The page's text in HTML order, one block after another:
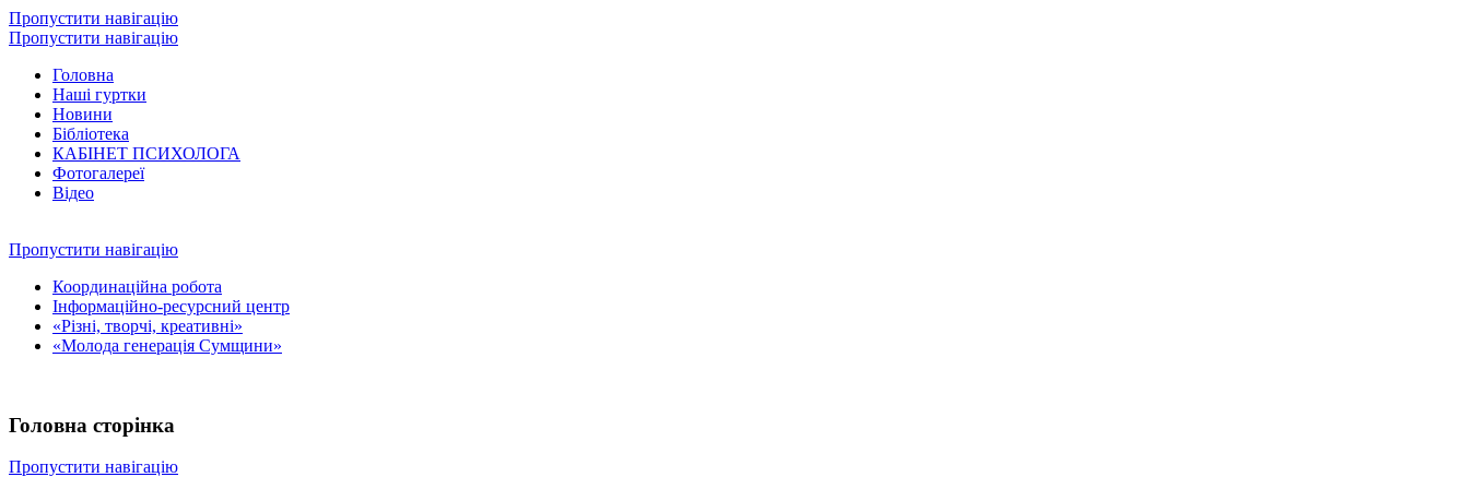
Пропустити навігацію
Пропустити навігацію
Головна
Наші гуртки
Новини
Бібліотека
КАБІНЕТ ПСИХОЛОГА
Фотогалереї
Відео
Пропустити навігацію
Координаційна робота
Інформаційно-ресурсний центр
«Різні, творчі, креативні»
«Молода генерація Сумщини»
Головна сторінка
Пропустити навігацію